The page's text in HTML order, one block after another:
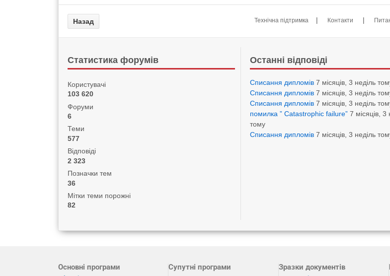
Технічна підтримка | Контакти |
Статистика форумів
Користувачі
103 620
Форуми
6
Теми
577
Відповіді
2 323
Позначки тем
36
Мітки теми порожні
82
Останні відповіді
Списання дипломів 7 місяців, 3 неділь
Списання дипломів 7 місяців, 3 неділь
Списання дипломів 7 місяців, 3 неділь
помилка ” Catastrophic failure” 7 місяців, 3
тому
Списання дипломів 7 місяців, 3 неділь
Основні програми Супутні програми Зразки документів